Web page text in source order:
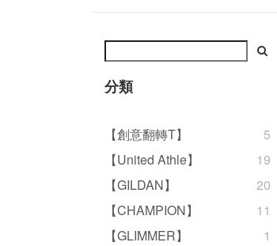
分類
【創意翻轉T】
5
【United Athle】
19
【GILDAN】
20
【CHAMPION】
11
【GLIMMER】
1